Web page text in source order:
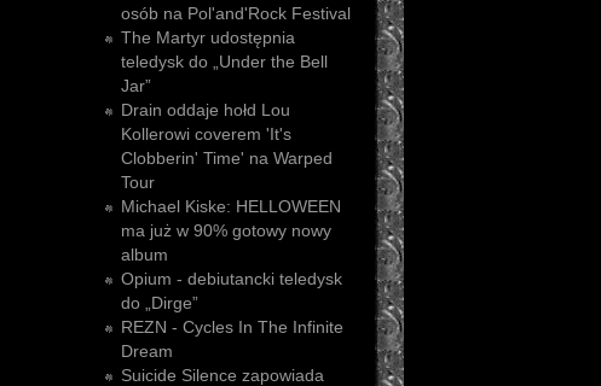
osób na Pol'and'Rock Festival
The Martyr udostępnia
teledysk do „Under the Bell
Jar”
Drain oddaje hołd Lou
Kollerowi coverem 'It's
Clobberin' Time' na Warped
Tour
Michael Kiske: HELLOWEEN
ma już w 90% gotowy nowy
album
Opium - debiutancki teledysk
do „Dirge”
REZN - Cycles In The Infinite
Dream
Suicide Silence zapowiada